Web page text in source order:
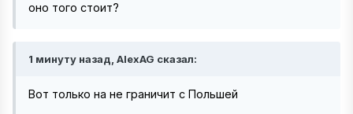
оно того стоит?
1 минуту назад, AlexAG сказал:
Вот только на не граничит с Польшей